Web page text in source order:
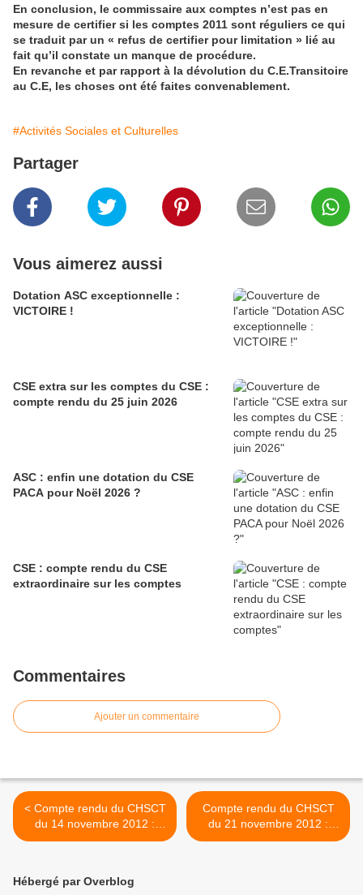
En conclusion, le commissaire aux comptes n’est pas en
mesure de certifier si les comptes 2011 sont réguliers ce qui
se traduit par un « refus de certifier pour limitation » lié au
fait qu’il constate un manque de procédure.
En revanche et par rapport à la dévolution du C.E.Transitoire
au C.E, les choses ont été faites convenablement.
#Activités Sociales et Culturelles
Partager
Vous aimerez aussi
Dotation ASC exceptionnelle :
VICTOIRE !
CSE extra sur les comptes du CSE :
compte rendu du 25 juin 2026
ASC : enfin une dotation du CSE
PACA pour Noël 2026 ?
CSE : compte rendu du CSE
extraordinaire sur les comptes
Commentaires
Ajouter un commentaire
< Compte rendu du CHSCT
du 14 novembre 2012 :
Salon de Provence
Compte rendu du CHSCT
du 21 novembre 2012 :
Capelette >
Hébergé par Overblog